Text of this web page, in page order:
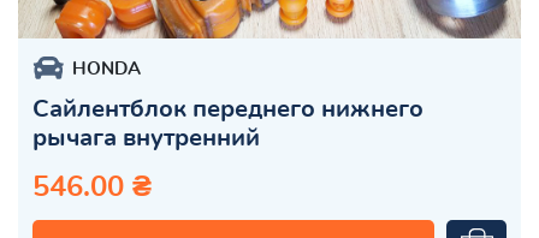
HONDA
Сайлентблок переднего нижнего
рычага внутренний
546.00 ₴